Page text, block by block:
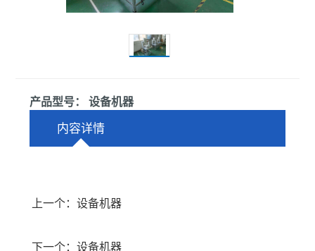
产品型号： 设备机器
内容详情
上一个：设备机器
下一个：设备机器